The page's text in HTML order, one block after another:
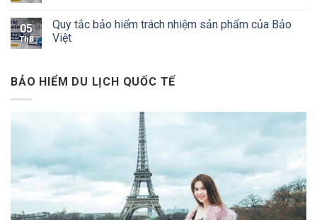
05
Th8
Quy tắc bảo hiểm trách nhiệm sản phẩm của Bảo
Việt
BẢO HIỂM DU LỊCH QUỐC TẾ